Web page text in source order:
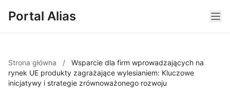
Portal Alias
Strona główna /
Wsparcie dla firm wprowadzających na
rynek UE produkty zagrażające wylesianiem: Kluczowe
inicjatywy i strategie zrównoważonego rozwoju